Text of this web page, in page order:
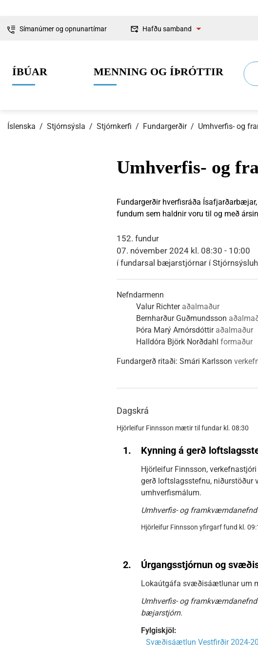
Símanúmer og opnunartímar Hafðu samband
ÍBÚAR
Grunnskólaaldur
MENNING OG ÍÞRÓTTIR
Íþróttir
Byggingarmál
Stjórnkerfi
Íslenska / Stjórnsýsla / Stjórnkerfi / Fundargerðir / Umhverfis- og
Umhverfis- og
Fundargerðir hverfisráða
fundum sem haldnir voru til og með
152. fundur
07. nóvember 2024 kl. 08:30 - 10:00
í fundarsal bæjarstjórnar í
Nefndarmenn
Valur Richter aðalmaður
Bernharður Guðmundsson
Þóra Marý Arnórsdóttir aðalmaður
Halldóra Björk Norðdahl formaður
Fundargerð ritaði: Smári Karlsson
Dagskrá
Hjörleifur Finnsson mætir til fundar kl. 08:30
1. Kynning á gerð
Hjörleifur Finnsson,
gerð loftslagsstefnu,
umhverfismálum.
Umhverfis- og
Hjörleifur Finnsson yfirgarf fund kl.
2. Úrgangsstjórnun og
Lokaútgáfa svæðisáætlunar um
Umhverfis- og
bæjarstjórn.
Fylgiskjöl:
Svæðisáætlun Vestfirðir 2024-